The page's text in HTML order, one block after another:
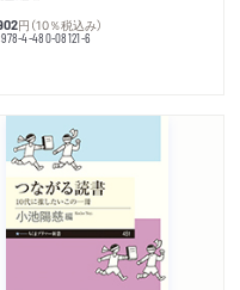
円 （10％税込み）
978-4-480-08121-6